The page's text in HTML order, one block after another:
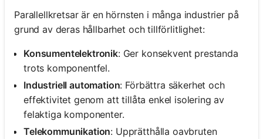
Parallellkretsar är en hörnsten i många industrier på
grund av deras hållbarhet och tillförlitlighet:
Konsumentelektronik: Ger konsekvent prestanda
trots komponentfel.
Industriell automation: Förbättra säkerhet och
effektivitet genom att tillåta enkel isolering av
felaktiga komponenter.
Telekommunikation: Upprätthålla oavbruten